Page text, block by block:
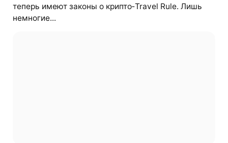
теперь имеют законы о крипто‑Travel Rule. Лишь
немногие...